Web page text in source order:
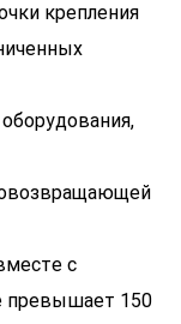
крепления
с
превышает 150